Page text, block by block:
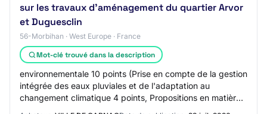
sur les travaux d’aménagement du quartier Arvor
et Duguesclin
56-Morbihan · West Europe · France
Mot-clé trouvé dans la description
environnementale 10 points (Prise en compte de la gestion
intégrée des eaux pluviales et de l'adaptation au
changement climatique 4 points, Propositions en matière